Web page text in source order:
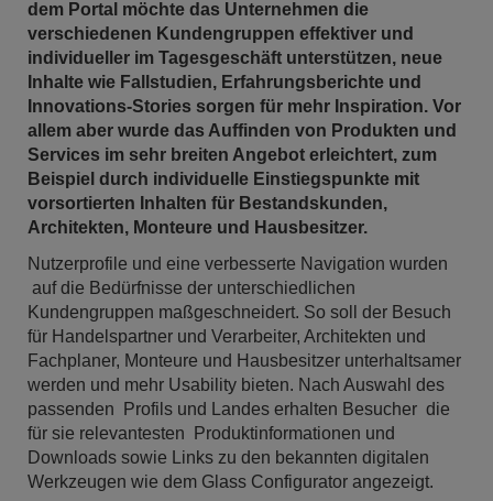
dem Portal möchte das Unternehmen die
verschiedenen Kundengruppen effektiver und
individueller im Tagesgeschäft unterstützen, neue
Inhalte wie Fallstudien, Erfahrungsberichte und
Innovations-Stories sorgen für mehr Inspiration. Vor
allem aber wurde das Auffinden von Produkten und
Services im sehr breiten Angebot erleichtert, zum
Beispiel durch individuelle Einstiegspunkte mit
vorsortierten Inhalten für Bestandskunden,
Architekten, Monteure und Hausbesitzer.
Nutzerprofile und eine verbesserte Navigation wurden
auf die Bedürfnisse der unterschiedlichen
Kundengruppen maßgeschneidert. So soll der Besuch
für Handelspartner und Verarbeiter, Architekten und
Fachplaner, Monteure und Hausbesitzer unterhaltsamer
werden und mehr Usability bieten. Nach Auswahl des
passenden Profils und Landes erhalten Besucher die
für sie relevantesten Produktinformationen und
Downloads sowie Links zu den bekannten digitalen
Werkzeugen wie dem Glass Configurator angezeigt.